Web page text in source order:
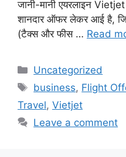
जानी-मानी एयरलाइन Vietjet
शानदार ऑफर लेकर आई है,
(टैक्स और फीस … Read
Categories
Uncategorized
Tags
business, Flight
Travel, Vietjet
Leave a comment